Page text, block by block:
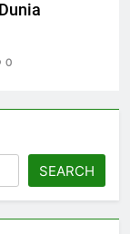
0
SEARCH